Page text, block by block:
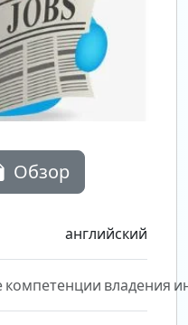
Обзор
английский
компетенции владения